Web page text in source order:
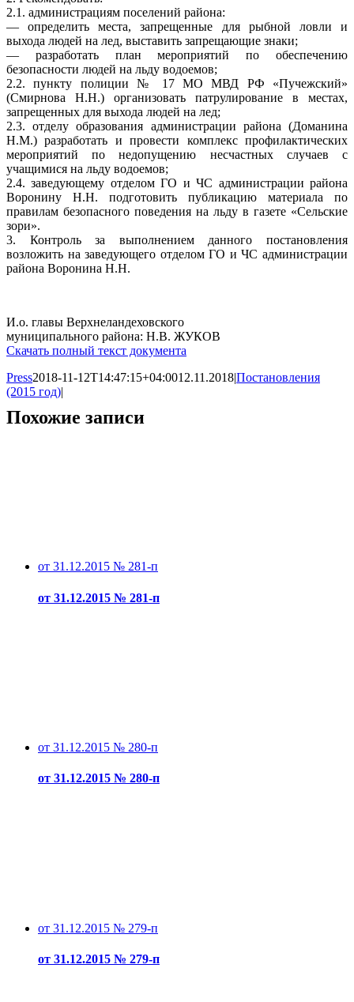
2.1. администрациям поселений района:
— определить места, запрещенные для рыбной ловли и
выхода людей на лед, выставить запрещающие знаки;
— разработать план мероприятий по обеспечению
безопасности людей на льду водоемов;
2.2. пункту полиции № 17 МО МВД РФ «Пучежский»
(Смирнова Н.Н.) организовать патрулирование в местах,
запрещенных для выхода людей на лед;
2.3. отделу образования администрации района (Доманина
Н.М.) разработать и провести комплекс профилактических
мероприятий по недопущению несчастных случаев с
учащимися на льду водоемов;
2.4. заведующему отделом ГО и ЧС администрации района
Воронину Н.Н. подготовить публикацию материала по
правилам безопасного поведения на льду в газете «Сельские
зори».
3. Контроль за выполнением данного постановления
возложить на заведующего отделом ГО и ЧС администрации
района Воронина Н.Н.
И.о. главы Верхнеландеховского
муниципального района: Н.В. ЖУКОВ
Скачать полный текст документа
Press2018-11-12T14:47:15+04:0012.11.2018|Постановления
(2015 год)|
Похожие записи
от 31.12.2015 № 281-п
от 31.12.2015 № 281-п
от 31.12.2015 № 280-п
от 31.12.2015 № 280-п
от 31.12.2015 № 279-п
от 31.12.2015 № 279-п